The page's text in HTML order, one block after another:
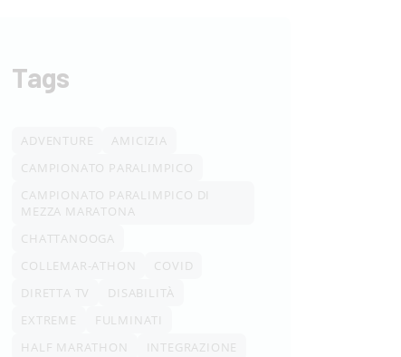
Tags
ADVENTURE
AMICIZIA
CAMPIONATO PARALIMPICO
CAMPIONATO PARALIMPICO DI
MEZZA MARATONA
CHATTANOOGA
COLLEMAR-ATHON
COVID
DIRETTA TV
DISABILITÀ
EXTREME
FULMINATI
HALF MARATHON
INTEGRAZIONE